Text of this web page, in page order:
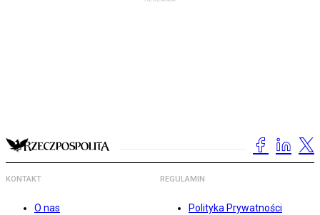
KONTAKT
O nas
REGULAMIN
Polityka Prywatności